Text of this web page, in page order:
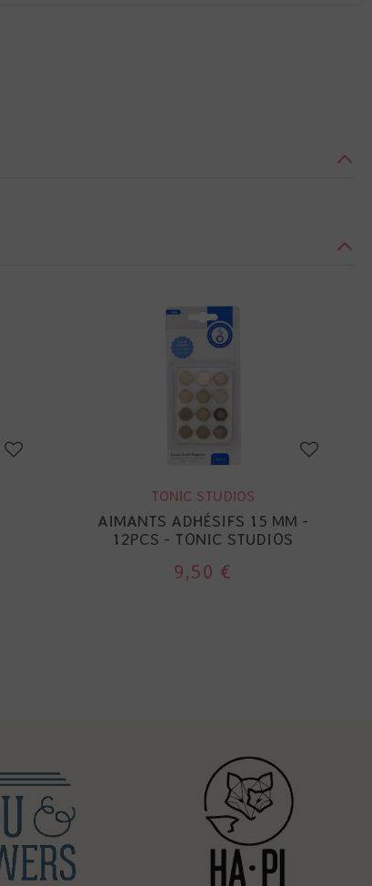
TONIC STUDIOS
AIMANTS ADHÉSIFS 15 MM -
12PCS - TONIC STUDIOS
9,50 €